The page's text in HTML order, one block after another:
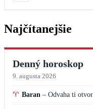
Najčítanejšie
Denný horoskop
9. augusta 2026
♈ Baran – Odvaha ti